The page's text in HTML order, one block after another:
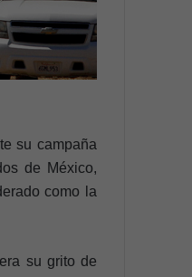
su campaña
de México,
como la
su grito de